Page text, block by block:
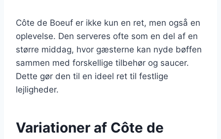
Côte de Boeuf er ikke kun en ret, men også en
oplevelse. Den serveres ofte som en del af en
større middag, hvor gæsterne kan nyde bøffen
sammen med forskellige tilbehør og saucer.
Dette gør den til en ideel ret til festlige
lejligheder.
Variationer af Côte de